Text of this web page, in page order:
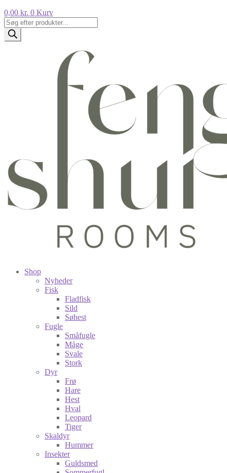
0,00 kr. 0 Kurv
Products
search
Shop
Nyheder
Fisk
Fladfisk
Sild
Søhest
Fugle
Småfugle
Måge
Svale
Stork
Dyr
Frø
Hare
Hest
Hval
Leopard
Tiger
Skaldyr
Hummer
Insekter
Guldsmed